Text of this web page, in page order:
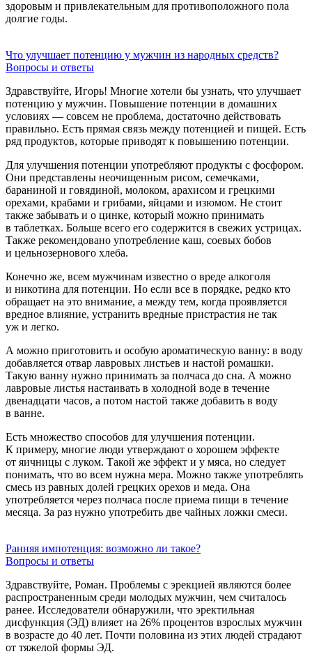
здоровым и привлекательным для противоположного пола
долгие годы.
Что улучшает потенцию у мужчин из народных средств?
Вопросы и ответы
Здравствуйте, Игорь! Многие хотели бы узнать, что улучшает
потенцию у мужчин. Повышение потенции в домашних
условиях — совсем не проблема, достаточно действовать
правильно. Есть прямая связь между потенцией и пищей. Есть
ряд продуктов, которые приводят к повышению потенции.
Для улучшения потенции употребляют продукты с фосфором.
Они представлены неочищенным рисом, семечками,
бараниной и говядиной, молоком, арахисом и грецкими
орехами, крабами и грибами, яйцами и изюмом. Не стоит
также забывать и о цинке, который можно принимать
в таблетках. Больше всего его содержится в свежих устрицах.
Также рекомендовано употребление каш, соевых бобов
и цельнозернового хлеба.
Конечно же, всем мужчинам известно о вреде алкоголя
и никотина для потенции. Но если все в порядке, редко кто
обращает на это внимание, а между тем, когда проявляется
вредное влияние, устранить вредные пристрастия не так
уж и легко.
А можно приготовить и особую ароматическую ванну: в воду
добавляется отвар лавровых листьев и настой ромашки.
Такую ванну нужно принимать за полчаса до сна. А можно
лавровые листья настаивать в холодной воде в течение
двенадцати часов, а потом настой также добавить в воду
в ванне.
Есть множество способов для улучшения потенции.
К примеру, многие люди утверждают о хорошем эффекте
от яичницы с луком. Такой же эффект и у мяса, но следует
понимать, что во всем нужна мера. Можно также употреблять
смесь из равных долей грецких орехов и меда. Она
употребляется через полчаса после приема пищи в течение
месяца. За раз нужно употребить две чайных ложки смеси.
Ранняя импотенция: возможно ли такое?
Вопросы и ответы
Здравствуйте, Роман. Проблемы с эрекцией являются более
распространенным среди молодых мужчин, чем считалось
ранее. Исследователи обнаружили, что эректильная
дисфункция (ЭД) влияет на 26% процентов взрослых мужчин
в возрасте до 40 лет. Почти половина из этих людей страдают
от тяжелой формы ЭД.